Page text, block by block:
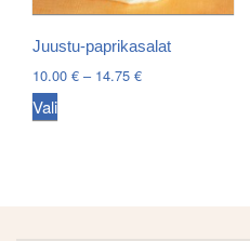
be
chosen
on
the
product
Juustu-paprikasalat
10.00 € – 14.75 €Price
ValiThis